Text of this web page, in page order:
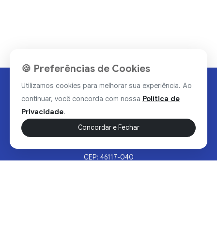
CEP: 46117-040
🍪 Preferências de Cookies
Utilizamos cookies para melhorar sua experiência. Ao
continuar, você concorda com nossa Política de
Privacidade.
Concordar e Fechar